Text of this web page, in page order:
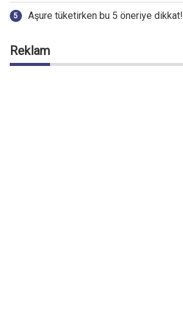
Aşure tüketirken bu 5 öneriye dikkat!
Reklam